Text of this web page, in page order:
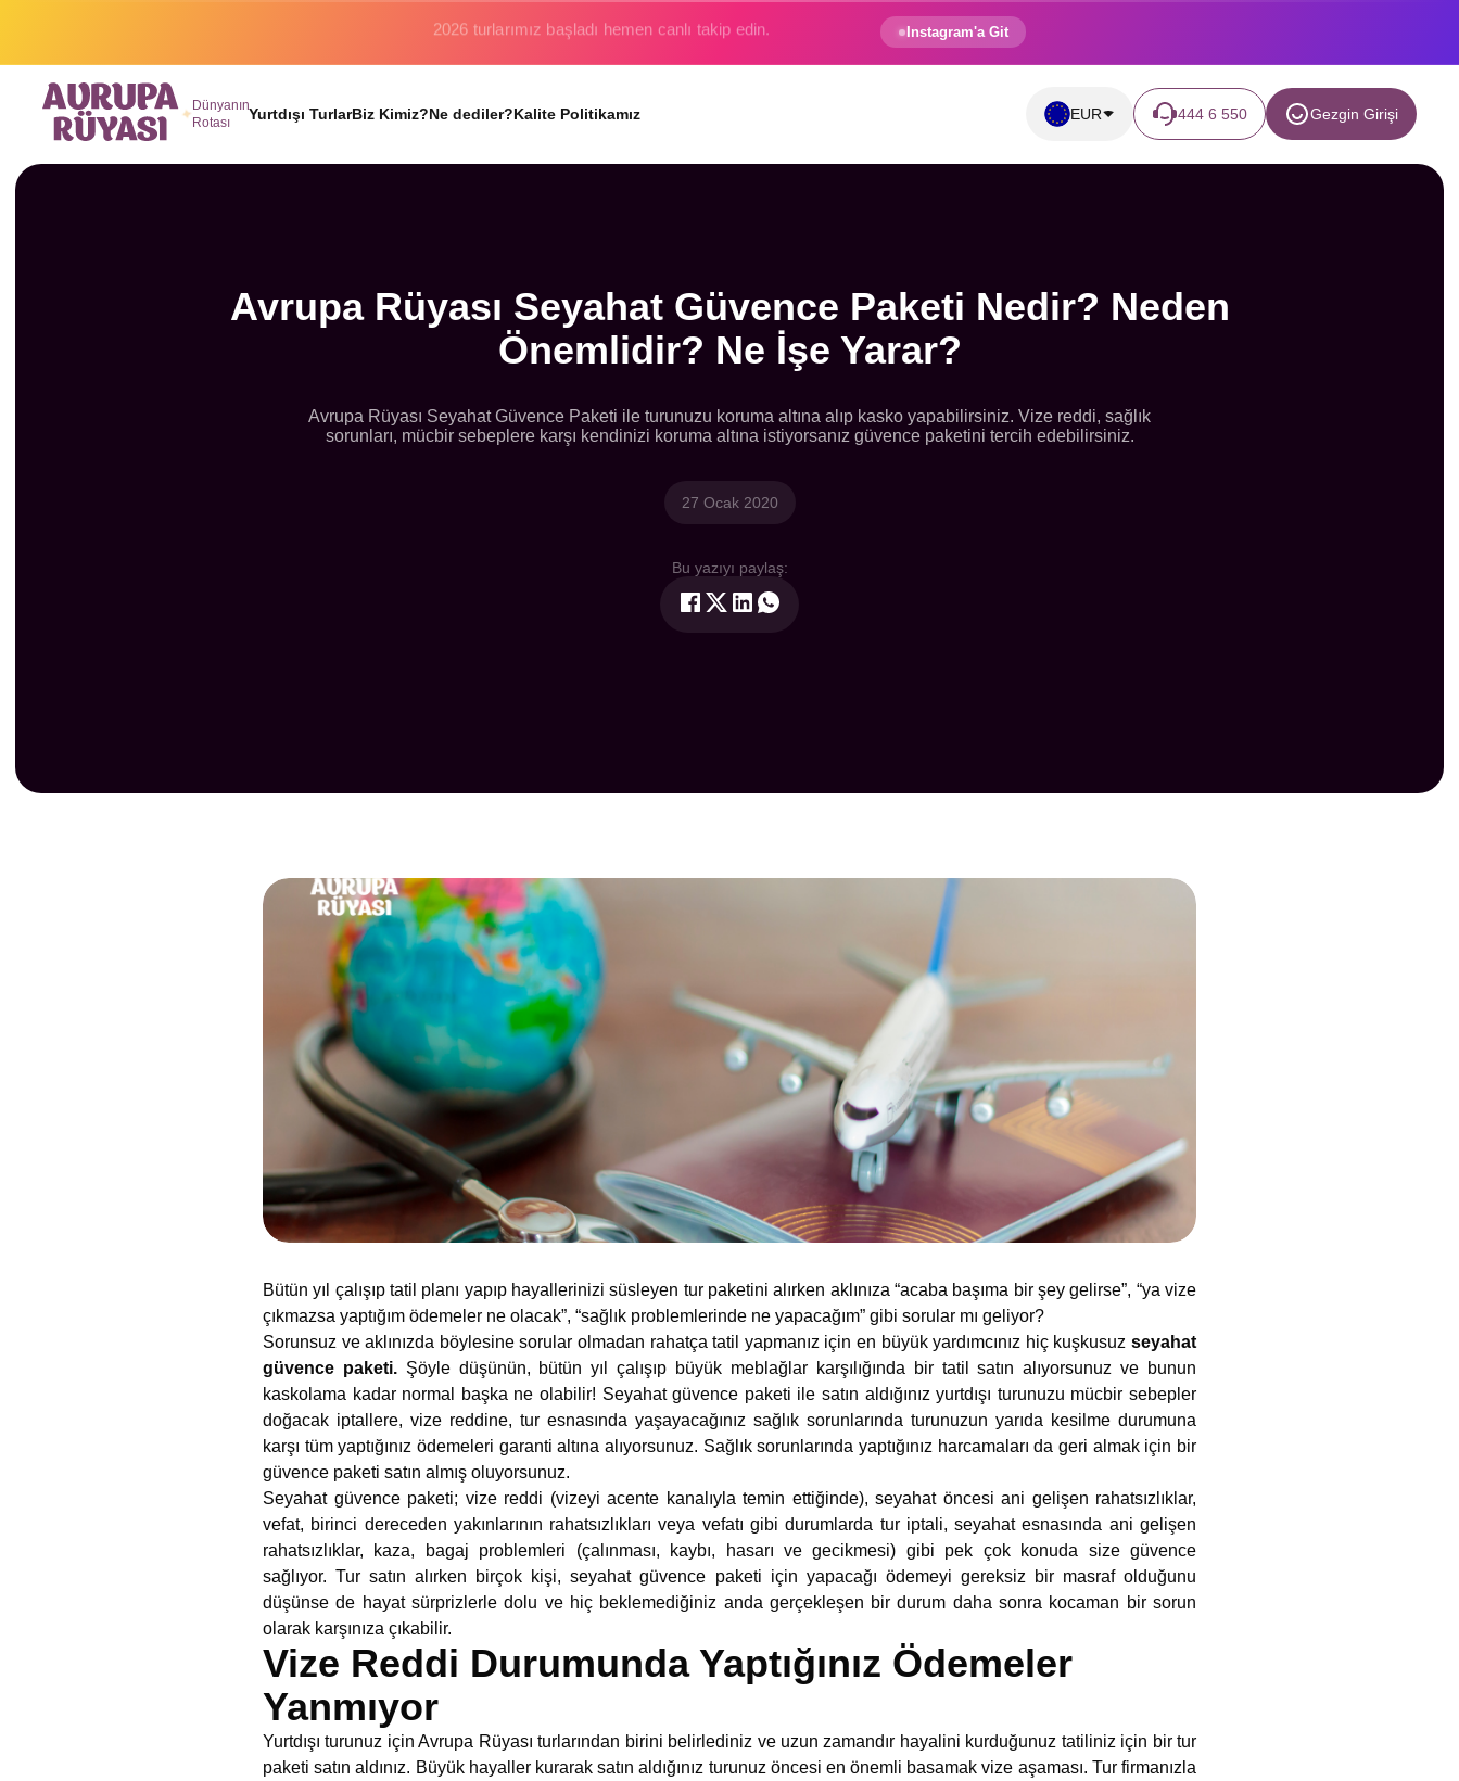
Binlerce gezginin hayali gerçek oluyor. Instagram'a Git
Dünyanın
Rotası
Yurtdışı TurlarBiz Kimiz?Ne dediler?Kalite Politikamız EUR 444 6 550 Gezgin Girişi
Avrupa Rüyası Seyahat Güvence Paketi Nedir? Neden
Önemlidir? Ne İşe Yarar?
Avrupa Rüyası Seyahat Güvence Paketi ile turunuzu koruma altına alıp kasko yapabilirsiniz. Vize reddi, sağlık
sorunları, mücbir sebeplere karşı kendinizi koruma altına istiyorsanız güvence paketini tercih edebilirsiniz.
27 Ocak 2020
Bu yazıyı paylaş:
Bütün yıl çalışıp tatil planı yapıp hayallerinizi süsleyen tur paketini alırken aklınıza “acaba başıma bir şey gelirse”, “ya vize
çıkmazsa yaptığım ödemeler ne olacak”, “sağlık problemlerinde ne yapacağım” gibi sorular mı geliyor?
Sorunsuz ve aklınızda böylesine sorular olmadan rahatça tatil yapmanız için en büyük yardımcınız hiç kuşkusuz seyahat
güvence paketi. Şöyle düşünün, bütün yıl çalışıp büyük meblağlar karşılığında bir tatil satın alıyorsunuz ve bunun
kaskolama kadar normal başka ne olabilir! Seyahat güvence paketi ile satın aldığınız yurtdışı turunuzu mücbir sebepler
doğacak iptallere, vize reddine, tur esnasında yaşayacağınız sağlık sorunlarında turunuzun yarıda kesilme durumuna
karşı tüm yaptığınız ödemeleri garanti altına alıyorsunuz. Sağlık sorunlarında yaptığınız harcamaları da geri almak için bir
güvence paketi satın almış oluyorsunuz.
Seyahat güvence paketi; vize reddi (vizeyi acente kanalıyla temin ettiğinde), seyahat öncesi ani gelişen rahatsızlıklar,
vefat, birinci dereceden yakınlarının rahatsızlıkları veya vefatı gibi durumlarda tur iptali, seyahat esnasında ani gelişen
rahatsızlıklar, kaza, bagaj problemleri (çalınması, kaybı, hasarı ve gecikmesi) gibi pek çok konuda size güvence
sağlıyor. Tur satın alırken birçok kişi, seyahat güvence paketi için yapacağı ödemeyi gereksiz bir masraf olduğunu
düşünse de hayat sürprizlerle dolu ve hiç beklemediğiniz anda gerçekleşen bir durum daha sonra kocaman bir sorun
olarak karşınıza çıkabilir.
Vize Reddi Durumunda Yaptığınız Ödemeler
Yanmıyor
Yurtdışı turunuz için Avrupa Rüyası turlarından birini belirlediniz ve uzun zamandır hayalini kurduğunuz tatiliniz için bir tur
paketi satın aldınız. Büyük hayaller kurarak satın aldığınız turunuz öncesi en önemli basamak vize aşaması. Tur firmanızla